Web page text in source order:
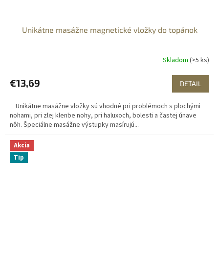
Unikátne masážne magnetické vložky do topánok
Skladom (>5 ks)
€13,69 DETAIL
Unikátne masážne vložky sú vhodné pri problémoch s plochými
nohami, pri zlej klenbe nohy, pri haluxoch, bolesti a častej únave
nôh. Špeciálne masážne výstupky masírujú...
Akcia
Tip